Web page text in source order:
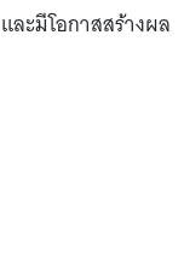
ะมีโอกาสสร้างผล